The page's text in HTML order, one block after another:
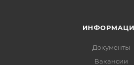
Документы
Вакансии